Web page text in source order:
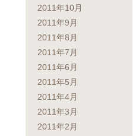
2011年10月
2011年9月
2011年8月
2011年7月
2011年6月
2011年5月
2011年4月
2011年3月
2011年2月